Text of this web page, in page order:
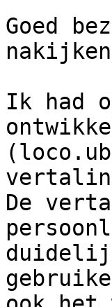
Goed
Ik had
De